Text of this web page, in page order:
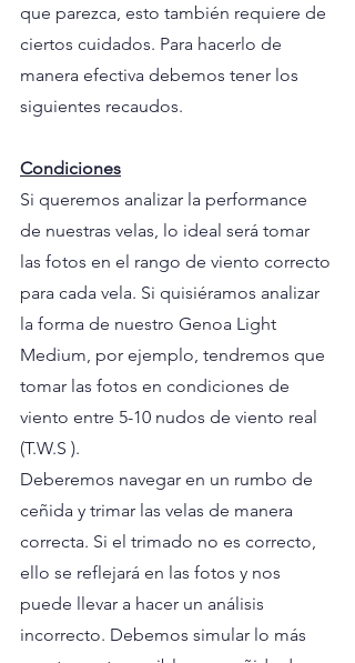
que parezca, esto también requiere de
ciertos cuidados. Para hacerlo de
manera efectiva debemos tener los
siguientes recaudos.
Condiciones
Si queremos analizar la performance
de nuestras velas, lo ideal será tomar
las fotos en el rango de viento correcto
para cada vela. Si quisiéramos analizar
la forma de nuestro Genoa Light
Medium, por ejemplo, tendremos que
tomar las fotos en condiciones de
viento entre 5-10 nudos de viento real
(T.W.S ).
Deberemos navegar en un rumbo de
ceñida y trimar las velas de manera
correcta. Si el trimado no es correcto,
ello se reflejará en las fotos y nos
puede llevar a hacer un análisis
incorrecto. Debemos simular lo más